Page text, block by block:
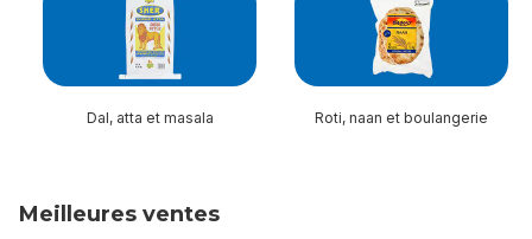
Dal, atta et masala Roti, naan et boulangerie
Meilleures ventes